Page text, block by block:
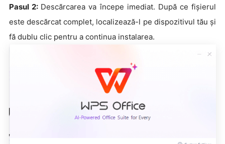
Pasul 2: Descărcarea va începe imediat. După ce fișierul
este descărcat complet, localizează-l pe dispozitivul tău și
fă dublu clic pentru a continua instalarea.